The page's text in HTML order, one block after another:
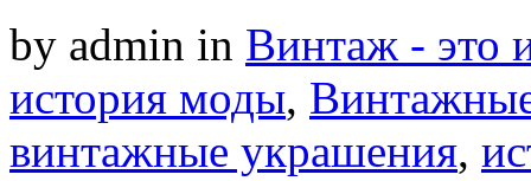
by admin in Винтаж - это
история моды,
винтажные украшения,